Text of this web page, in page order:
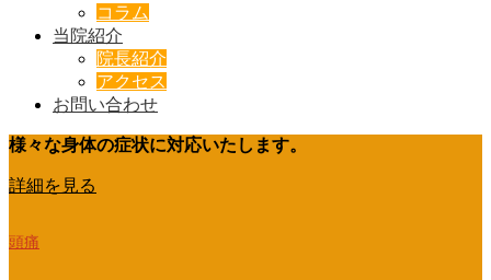
コラム
当院紹介
院長紹介
アクセス
お問い合わせ
様々な身体の症状に対応いたします。
詳細を見る
頭痛